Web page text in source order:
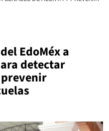
EdoMéx a
detectar